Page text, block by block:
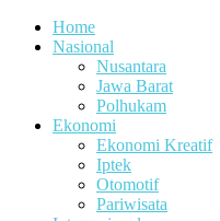
Home
Nasional
Nusantara
Jawa Barat
Polhukam
Ekonomi
Ekonomi Kreatif
Iptek
Otomotif
Pariwisata